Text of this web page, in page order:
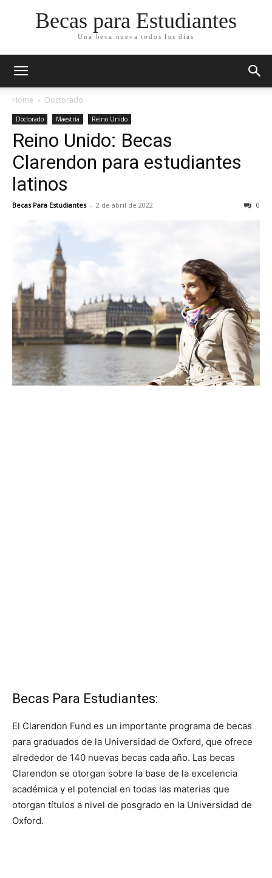
Becas para Estudiantes
Una beca nueva todos los días
Home Doctorado
Doctorado Maestría Reino Unido
Reino Unido: Becas
Clarendon para estudiantes
latinos
Becas Para Estudiantes - 2 de abril de 2022 0
Becas Para Estudiantes:
El Clarendon Fund es un importante programa de becas
para graduados de la Universidad de Oxford, que ofrece
alrededor de 140 nuevas becas cada año. Las becas
Clarendon se otorgan sobre la base de la excelencia
académica y el potencial en todas las materias que
otorgan títulos a nivel de posgrado en la Universidad de
Oxford.